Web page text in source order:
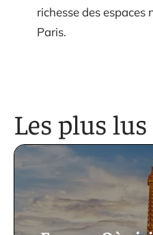
richesse des
Paris.
Les plus lus